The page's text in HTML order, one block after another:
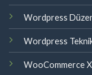
Wordpress
Wordpress
WooCommerce